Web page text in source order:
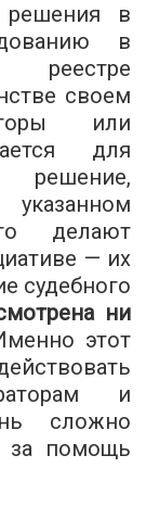
в
в
реестре
своем
или
для
делают
— их
судебного
ни
этот
и
сложно
за помощь